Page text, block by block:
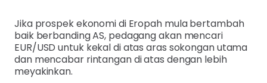
Jika prospek ekonomi di Eropah mula bertambah
baik berbanding AS, pedagang akan mencari
EUR/USD untuk kekal di atas aras sokongan utama
dan mencabar rintangan di atas dengan lebih
meyakinkan.